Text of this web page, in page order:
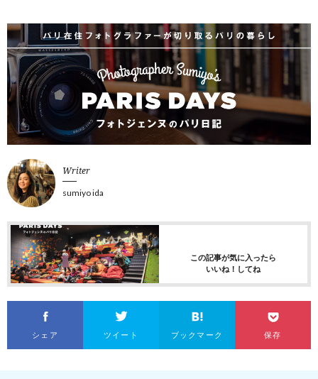
Writer
sumiyo ida
この記事が気に入ったら
いいね！してね
シェア ツイート ブックマーク 保存